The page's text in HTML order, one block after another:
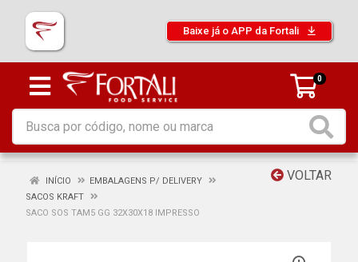
Baixe já o APP da Fortali
0
VOLTAR
INÍCIO
EMBALAGENS P/ DELIVERY
SACOS KRAFT
SACO SOS TAM5 GG 32X30X18 IMPRESSO